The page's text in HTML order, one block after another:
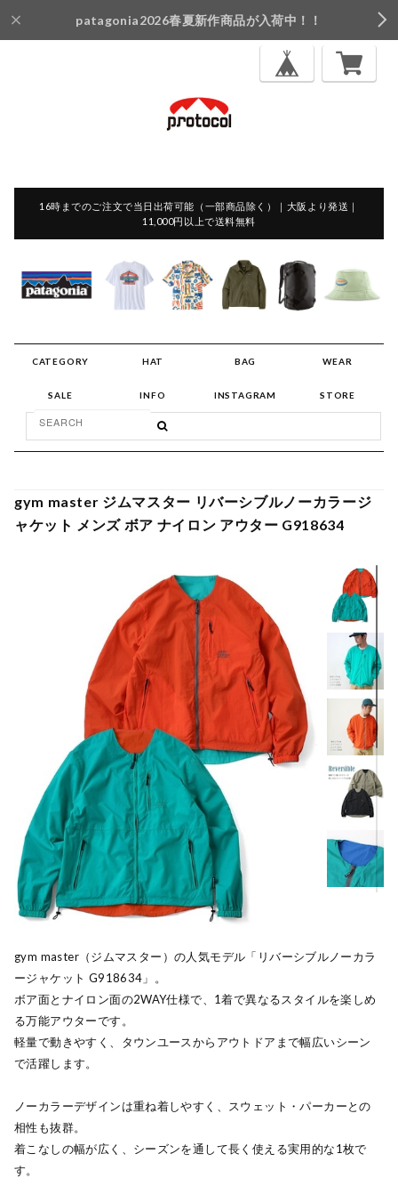
patagonia2026春夏新作商品が入荷中！！
16時までのご注文で当日出荷可能（一部商品除く）｜大阪より発送｜
11,000円以上で送料無料
CATEGORY HAT BAG WEAR
SALE INFO INSTAGRAM STORE
gym master ジムマスター リバーシブルノーカラージ
ャケット メンズ ボア ナイロン アウター G918634
gym master（ジムマスター）の人気モデル「リバーシブルノーカラ
ージャケット G918634」。
ボア面とナイロン面の2WAY仕様で、1着で異なるスタイルを楽しめ
る万能アウターです。
軽量で動きやすく、タウンユースからアウトドアまで幅広いシーン
で活躍します。
ノーカラーデザインは重ね着しやすく、スウェット・パーカーとの
相性も抜群。
着こなしの幅が広く、シーズンを通して長く使える実用的な1枚で
す。